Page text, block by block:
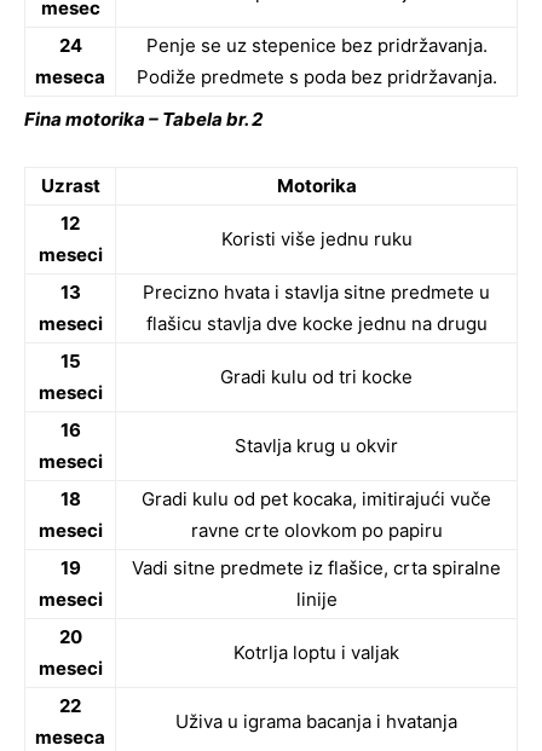
mesec
24
meseca
Penje se uz stepenice bez pridržavanja.
Podiže predmete s poda bez pridržavanja.
Fina motorika – Tabela br. 2
Uzrast
Motorika
12
meseci
Koristi više jednu ruku
13
meseci
Precizno hvata i stavlja sitne predmete u
flašicu stavlja dve kocke jednu na drugu
15
meseci
Gradi kulu od tri kocke
16
meseci
Stavlja krug u okvir
18
meseci
Gradi kulu od pet kocaka, imitirajući vuče
ravne crte olovkom po papiru
19
meseci
Vadi sitne predmete iz flašice, crta spiralne
linije
20
meseci
Kotrlja loptu i valjak
22
meseca
Uživa u igrama bacanja i hvatanja